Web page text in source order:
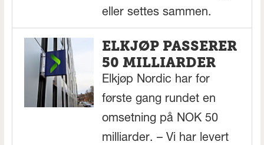
eller settes sammen.
ELKJØP PASSERER
50 MILLIARDER
Elkjøp Nordic har for
første gang rundet en
omsetning på NOK 50
milliarder. – Vi har levert